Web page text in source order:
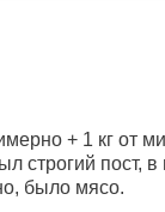
+ 1 кг от
строгий пост,
было мясо.